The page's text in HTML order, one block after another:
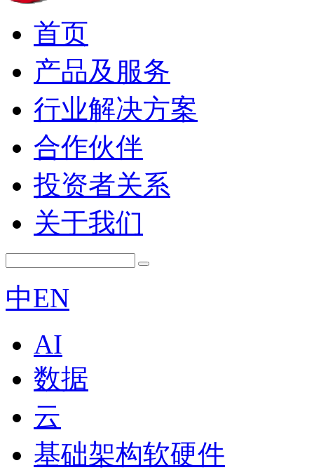
首页
产品及服务
行业解决方案
合作伙伴
投资者关系
关于我们
中EN
AI
数据
云
基础架构软硬件